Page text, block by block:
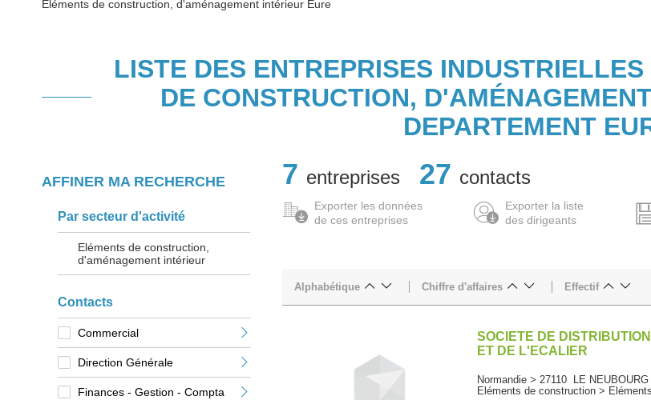
Eléments de construction, d'aménagement intérieur Eure
LISTE DES ENTREPRISES
DE CONSTRUCTION,
DEPARTEMENT
AFFINER MA RECHERCHE
Par secteur d'activité
Eléments de construction,
d'aménagement intérieur
Contacts
Commercial
Direction Générale
Finances - Gestion - Compta
7 entreprises 27 contacts
Exporter les données
de ces entreprises
Exporter la liste
des dirigeants
Alphabétique Chiffre d'affaires Effectif
SOCIETE DE
ET DE L'ECALIER
Normandie > 27110 LE NEUBOURG
Eléments de construction >